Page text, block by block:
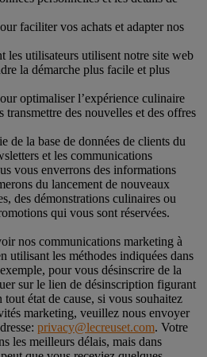
faciliter vos achats et adapter nos
les utilisateurs utilisent notre site web
la démarche plus facile et plus
optimaliser l’expérience culinaire
des nouvelles et des offres
de la base de données de clients du
et les communications
vous enverrons des informations
du lancement de nouveaux
des démonstrations culinaires ou
qui vous sont réservées.
nos communications marketing à
utilisant les méthodes indiquées dans
pour vous désinscrire de la
sur le lien de désinscription figurant
état de cause, si vous souhaitez
marketing, veuillez nous envoyer
privacy@lecreuset.com. Votre
les meilleurs délais, mais dans